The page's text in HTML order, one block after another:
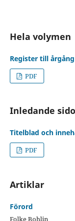
Hela volymen
Register till
PDF
Inledande
Titelblad och
PDF
Artiklar
Förord
Folke Bohlin